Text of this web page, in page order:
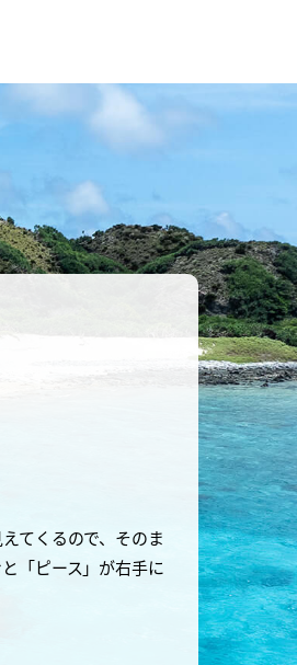
てくるので、そのま
「ピース」が右手に